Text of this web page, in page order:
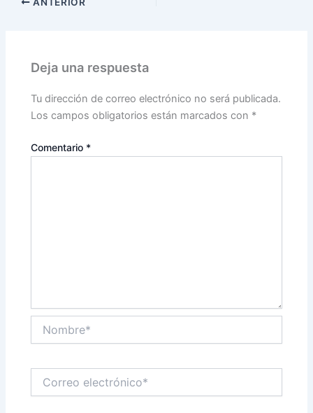
Deja una respuesta
Tu dirección de correo electrónico no será publicada.
Los campos obligatorios están marcados con *
Comentario *
electrónico*